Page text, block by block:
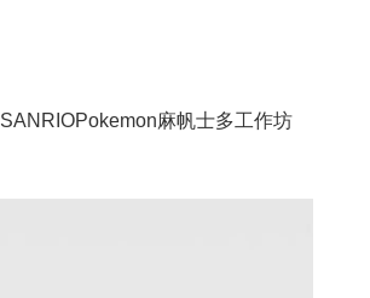
SANRIOPokemon麻帆士多工作坊